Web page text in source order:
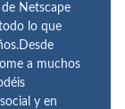
Netscape
lo que
a muchos
y en